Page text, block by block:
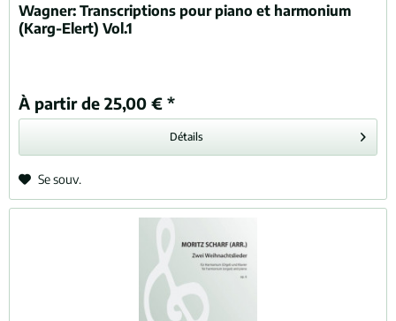
Wagner:Transcriptions pour piano et harmonium
(Karg-Elert) Vol.1
À partir de 25,00 € *
Détails
Se souv.